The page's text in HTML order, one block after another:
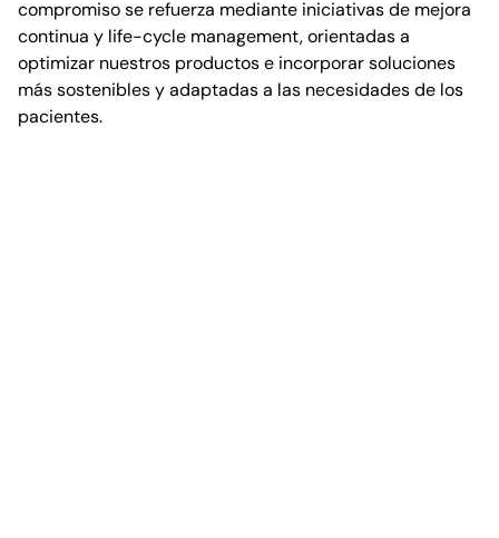
compromiso se refuerza mediante iniciativas de mejora
continua y life-cycle management, orientadas a
optimizar nuestros productos e incorporar soluciones
más sostenibles y adaptadas a las necesidades de los
pacientes.